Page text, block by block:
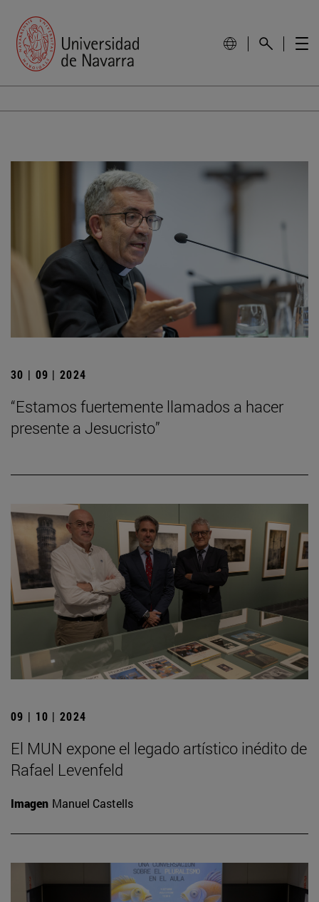
30 | 09 | 2024
“Estamos fuertemente llamados a hacer
presente a Jesucristo”
09 | 10 | 2024
El MUN expone el legado artístico inédito de
Rafael Levenfeld
Imagen Manuel Castells